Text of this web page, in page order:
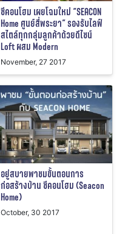
ซีคอนโฮม เผยโฉมใหม่ “SEACON
Home ศูนย์สี่พระยา” รองรับไลฟ์
สไตล์ทุกกลุ่มลูกค้าด้วยดีไซน์
Loft ผสม Modern
November, 27 2017
อยู่สบายพาชมขั้นตอนการ
ก่อสร้างบ้าน ซีคอนโฮม (Seacon
Home)
October, 30 2017